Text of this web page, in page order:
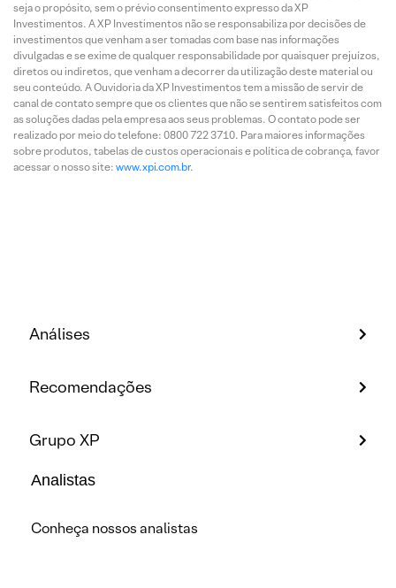
seja o propósito, sem o prévio consentimento expresso da XP
Investimentos. A XP Investimentos não se responsabiliza por decisões de
investimentos que venham a ser tomadas com base nas informações
divulgadas e se exime de qualquer responsabilidade por quaisquer prejuízos,
diretos ou indiretos, que venham a decorrer da utilização deste material ou
seu conteúdo. A Ouvidoria da XP Investimentos tem a missão de servir de
canal de contato sempre que os clientes que não se sentirem satisfeitos com
as soluções dadas pela empresa aos seus problemas. O contato pode ser
realizado por meio do telefone: 0800 722 3710. Para maiores informações
sobre produtos, tabelas de custos operacionais e política de cobrança, favor
acessar o nosso site: www.xpi.com.br.
Análises
Recomendações
Grupo XP
Analistas
Conheça nossos analistas